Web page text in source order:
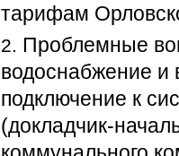
тарифам
Проблемные
водоснабжение и
подключение к
(докладчик-